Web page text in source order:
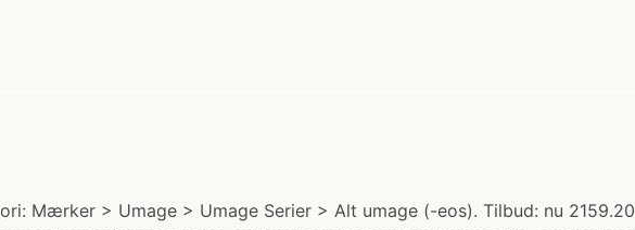
Mærker > Umage > Umage Serier > Alt umage (-eos). Tilbud: nu